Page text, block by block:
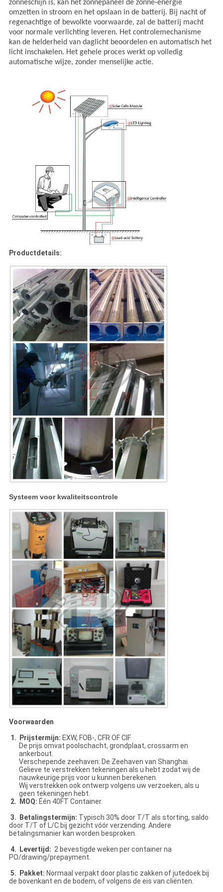
zonneschijn is, kan het zonnepaneel de zonne-energie
omzetten in stroom en het opslaan in de batterij. Bij nacht of
regenachtige of bewolkte voorwaarde, zal de batterij macht
voor normale verlichting leveren. Het controlemechanisme
kan de helderheid van daglicht beoordelen en automatisch het
licht inschakelen. Het gehele proces werkt op volledig
automatische wijze, zonder menselijke actie.
Productdetails:
Systeem voor kwaliteitscontrole
Voorwaarden
1. Prijstermijn: EXW, FOB-, CFR OF CIF
De prijs omvat poolschacht, grondplaat, crossarm en
ankerbout.
Verschepende zeehaven: De Zeehaven van Shanghai.
Gelieve te verstrekken tekeningen als u hebt zodat wij de
nauwkeurige prijs voor u kunnen berekenen.
Wij verstrekken ook ontwerp volgens uw verzoeken, als u
geen tekeningen hebt.
2. MOQ: Één 40FT Container.
3. Betalingstermijn: Typisch 30% door T/T als storting, saldo
door T/T of L/C bij gezicht vóór verzending. Andere
betalingsmanier kan worden besproken.
4. Levertijd: 2 bevestigde weken per container na
PO/drawing/prepayment.
5. Pakket: Normaal verpakt door plastic zakken of jutedoek bij
de bovenkant en de bodem, of volgens de eis van cliënten.